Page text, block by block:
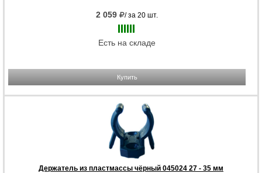
2 059 / за 20 шт.
Есть на складе
Купить
Держатель из пластмассы чёрный 045024 27 - 35 мм